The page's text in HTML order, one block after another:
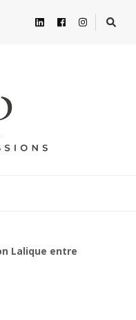
Lalique entre